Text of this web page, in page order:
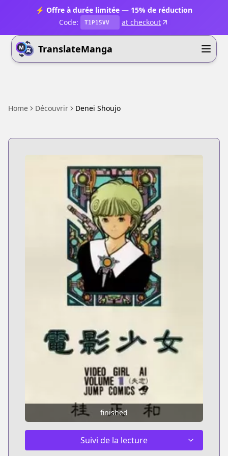
⚡ Offre à durée limitée — 15% de réduction
Code:
T1P15VV at checkout
TranslateManga
Home Découvrir Denei Shoujo
finished
Suivi de la lecture